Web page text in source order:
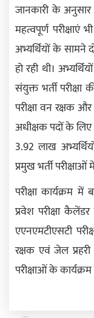
जानकारी के
महत्वपूर्ण
अभ्यर्थियों के सामने
हो रही थी।
संयुक्त भर्ती परीक्षा
परीक्षा वन रक्षक
अधीक्षक पदों के लिए
3.92 लाख
प्रमुख भर्ती
परीक्षा
प्रवेश परीक्षा
एएनएमटीएसटी
रक्षक एवं जेल
परीक्षाओं के